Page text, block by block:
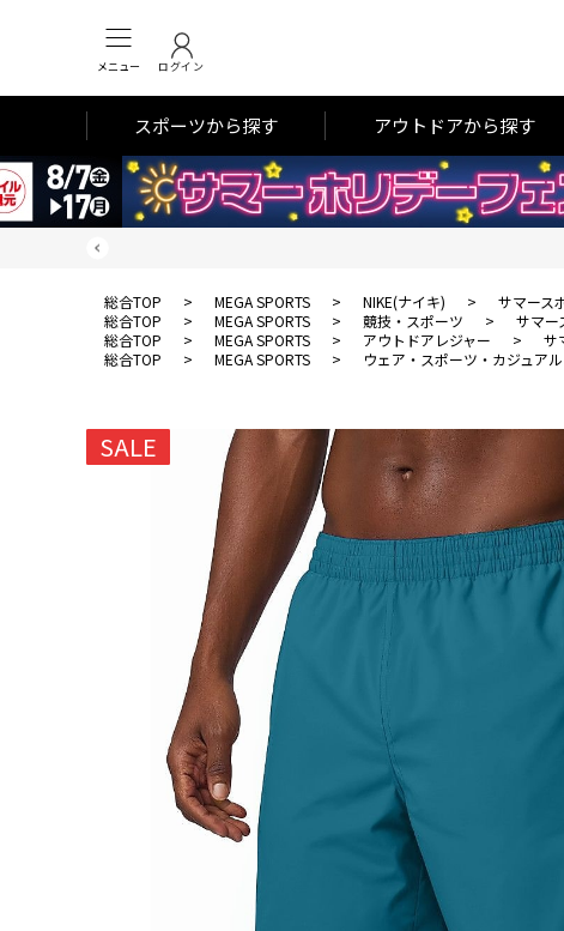
メニュー ログイン
スポーツから探す アウトドアから探す
総合TOP > MEGA SPORTS > NIKE(ナイキ) > サマース
総合TOP
> MEGA SPORTS > 競技・スポーツ > サマー
総合TOP
> MEGA SPORTS > アウトドアレジャー > サ
総合TOP
> MEGA SPORTS > ウェア・スポーツ・カジュアル
SALE